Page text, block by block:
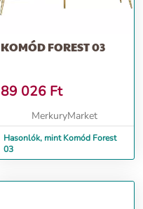
KOMÓD FOREST 03
89 026 Ft
MerkuryMarket
Hasonlók, mint Komód Forest
03